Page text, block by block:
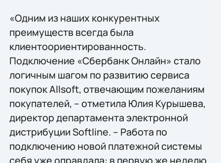
«Одним из наших конкурентных
преимуществ всегда была
клиентоориентированность.
Подключение «Сбербанк Онлайн» стало
логичным шагом по развитию сервиса
покупок Allsoft, отвечающим пожеланиям
покупателей, – отметила Юлия Курышева,
директор департамента электронной
дистрибуции Softline. – Работа по
подключению новой платежной системы
себя уже оправдала: в первую же неделю